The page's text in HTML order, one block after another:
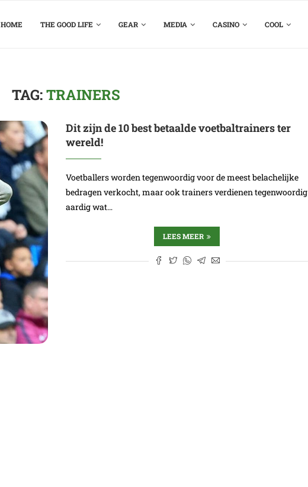
HOME THE GOOD LIFE GEAR MEDIA CASINO COOL
TAG:TRAINERS
Dit zijn de 10 best betaalde voetbaltrainers ter
wereld!
Voetballers worden tegenwoordig voor de meest belachelijke
bedragen verkocht, maar ook trainers verdienen tegenwoordig
aardig wat…
LEES MEER